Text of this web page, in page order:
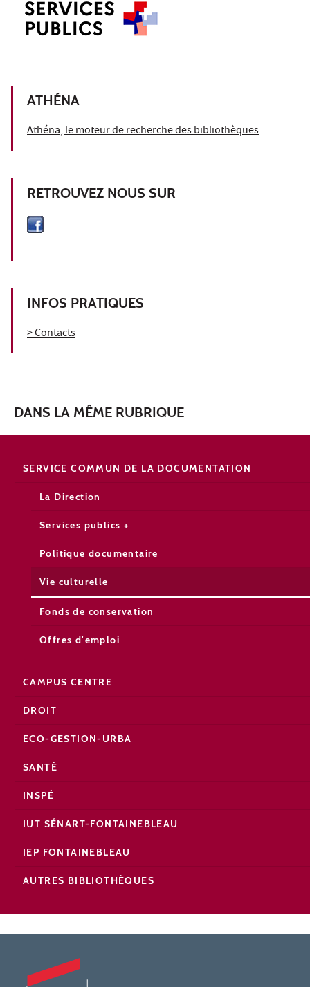
ATHÉNA
Athéna, le moteur de recherche des bibliothèques
RETROUVEZ NOUS SUR
INFOS PRATIQUES
> Contacts
DANS LA MÊME RUBRIQUE
SERVICE COMMUN DE LA DOCUMENTATION
La Direction
Services publics +
Politique documentaire
Vie culturelle
Fonds de conservation
Offres d'emploi
CAMPUS CENTRE
DROIT
ECO-GESTION-URBA
SANTÉ
INSPÉ
IUT SÉNART-FONTAINEBLEAU
IEP FONTAINEBLEAU
AUTRES BIBLIOTHÈQUES